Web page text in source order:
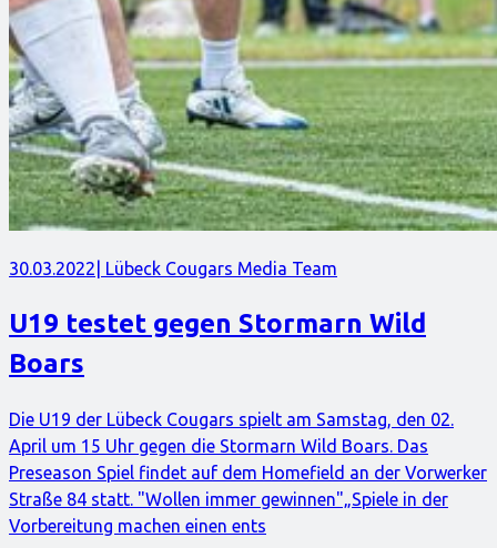
30.03.2022 | Lübeck Cougars Media Team
U19 testet gegen Stormarn Wild
Boars
Die U19 der Lübeck Cougars spielt am Samstag, den 02.
April um 15 Uhr gegen die Stormarn Wild Boars. Das
Preseason Spiel findet auf dem Homefield an der Vorwerker
Straße 84 statt. "Wollen immer gewinnen"„Spiele in der
Vorbereitung machen einen ents